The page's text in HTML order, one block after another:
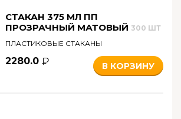
СТАКАН 375 МЛ ПП
ПРОЗРАЧНЫЙ МАТОВЫЙ 300 ШТ
ПЛАСТИКОВЫЕ СТАКАНЫ
2280.0 В КОРЗИНУ